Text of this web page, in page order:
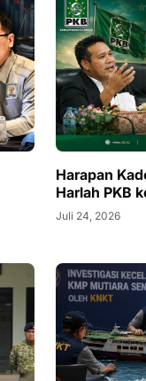
Harapan
Harlah PKB
Juli 24, 2026